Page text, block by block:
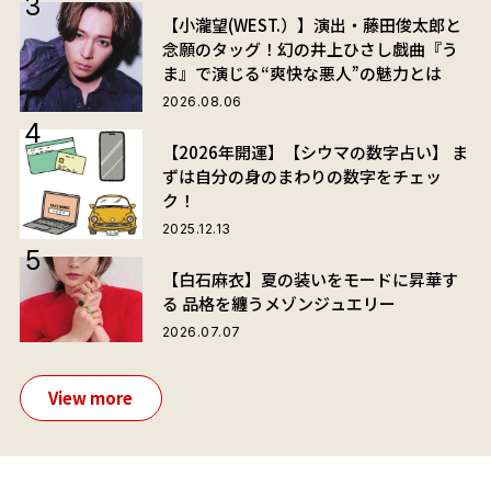
【小瀧望(WEST.）】演出・藤田俊太郎と
念願のタッグ！幻の井上ひさし戯曲『う
ま』で演じる“爽快な悪人”の魅力とは
2026.08.06
【2026年開運】【シウマの数字占い】 ま
ずは自分の身のまわりの数字をチェッ
ク！
2025.12.13
【白石麻衣】夏の装いをモードに昇華す
る 品格を纏うメゾンジュエリー
2026.07.07
View more